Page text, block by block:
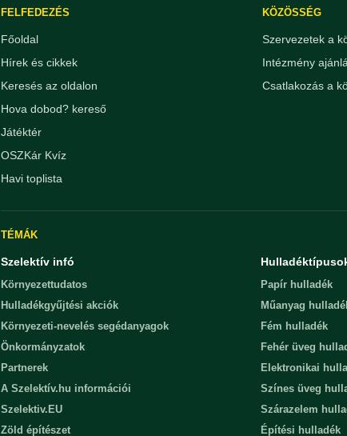
FELFEDEZÉS
Főoldal
Hírek és cikkek
Keresés az oldalon
Hova dobod? kereső
Játéktér
OSZKár Kvíz
Havi toplista
KÖZÖSSÉG
Szervezetek a
Intézmény
Csatlakozás a
TÉMÁK
Szelektív infó
Környezettudatos
Hulladékgyűjtési akciók
Környezeti-nevelés segédanyagok
Önkormányzatok
Partnerek
A Szelektív.hu információi
Szelektiv.EU
Zöld építészet
Papír hulladék
Műanyag
Fém hulladék
Fehér üveg
Elektronikai
Színes üveg
Szárazelem
Építési hulladék